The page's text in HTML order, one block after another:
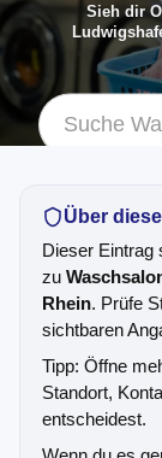
Sieh dir
Über
Dieser Eintrag
zu
Rhein. Prüfe
sichtbaren
Tipp: Öffne
Standort,
entscheidest.